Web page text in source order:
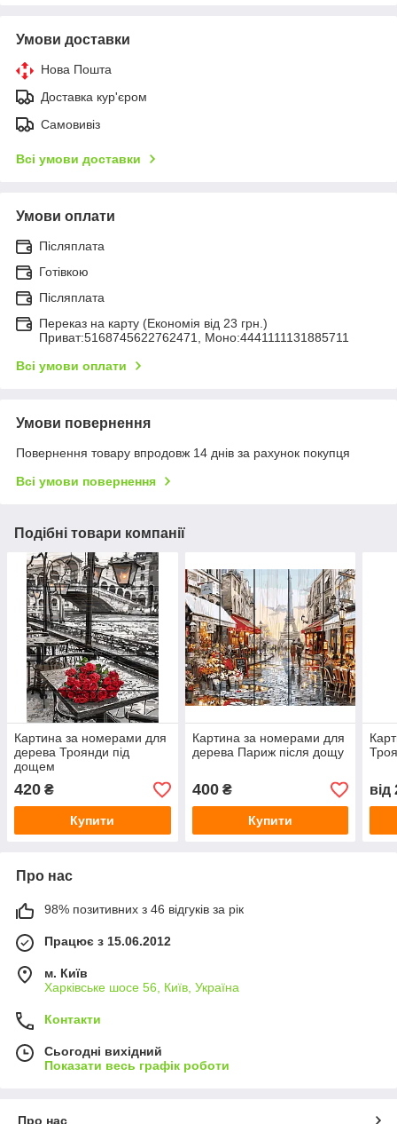
Умови доставки
Нова Пошта
Доставка кур'єром
Самовивіз
Всі умови доставки
Умови оплати
Післяплата
Готівкою
Післяплата
Переказ на карту (Економія від 23 грн.)
Приват:5168745622762471, Моно:4441111131885711
Всі умови оплати
Умови повернення
Повернення товару впродовж 14 днів за рахунок покупця
Всі умови повернення
Подібні товари компанії
Картина за номерами для
дерева Троянди під
дощем
420 ₴
Купити
Картина за номерами для
дерева Париж після дощу
400₴
Купити
від
Про нас
98% позитивних з 46 відгуків за рік
Працює з 15.06.2012
м. Київ
Харківське шосе 56, Київ, Україна
Контакти
Сьогодні вихідний
Показати весь графік роботи
Про нас